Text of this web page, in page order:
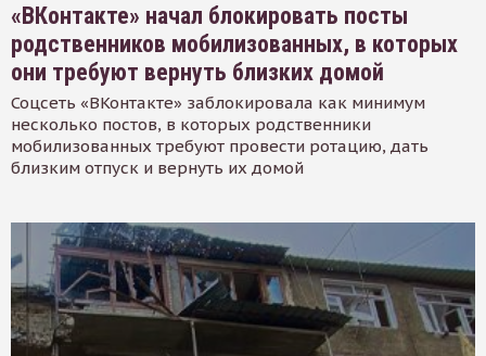
«ВКонтакте» начал блокировать посты
родственников мобилизованных, в которых
они требуют вернуть близких домой
Соцсеть «ВКонтакте» заблокировала как минимум
несколько постов, в которых родственники
мобилизованных требуют провести ротацию, дать
близким отпуск и вернуть их домой